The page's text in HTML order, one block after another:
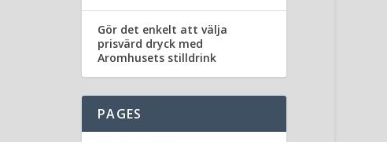
Gör det enkelt att välja
prisvärd dryck med
Aromhusets stilldrink
PAGES